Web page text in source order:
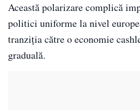
Această polarizare complică
politici uniforme la nivel
tranziția către o economie
graduală.